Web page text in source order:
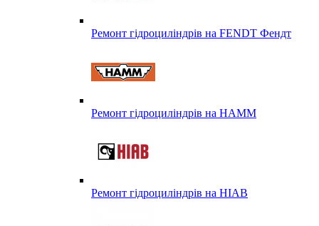
Ремонт гідроциліндрів на FENDT Фендт
Ремонт гідроциліндрів на HAMM
Ремонт гідроциліндрів на HIAB